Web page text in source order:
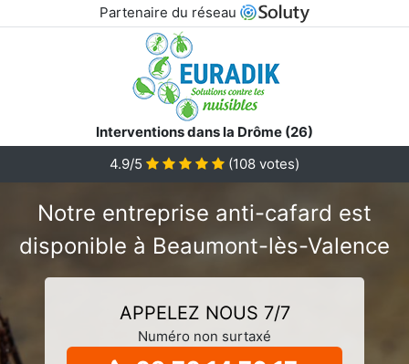
Partenaire du réseau
Interventions dans la Drôme (26)
4.9/5
(108 votes)
Notre entreprise anti-cafard est
disponible à Beaumont-lès-Valence
APPELEZ NOUS 7/7
Numéro non surtaxé